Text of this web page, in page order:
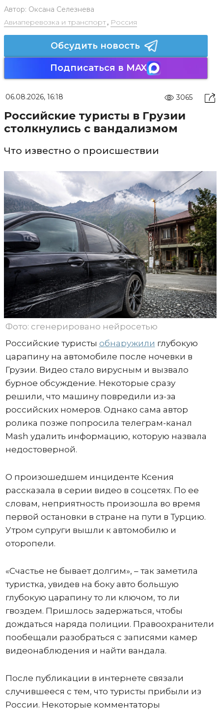
Автор: Оксана Селезнева
Авиаперевозка и транспорт, Россия
Обсудить новость
Подписаться в MAX
06.08.2026, 16:18 3065
Российские туристы в Грузии
столкнулись с вандализмом
Что известно о происшествии
Фото: сгенерировано нейросетью
Российские туристы обнаружили глубокую
царапину на автомобиле после ночевки в
Грузии. Видео стало вирусным и вызвало
бурное обсуждение. Некоторые сразу
решили, что машину повредили из-за
российских номеров. Однако сама автор
ролика позже попросила телеграм-канал
Mash удалить информацию, которую назвала
недостоверной.
О произошедшем инциденте Ксения
рассказала в серии видео в соцсетях. По ее
словам, неприятность произошла во время
первой остановки в стране на пути в Турцию.
Утром супруги вышли к автомобилю и
оторопели.
«Счастье не бывает долгим», – так заметила
туристка, увидев на боку авто большую
глубокую царапину то ли ключом, то ли
гвоздем. Пришлось задержаться, чтобы
дождаться наряда полиции. Правоохранители
пообещали разобраться с записями камер
видеонаблюдения и найти вандала.
После публикации в интернете связали
случившееся с тем, что туристы прибыли из
России. Некоторые комментаторы